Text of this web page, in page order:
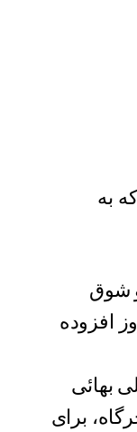
به
شوق
افزوده
بهائی
برای